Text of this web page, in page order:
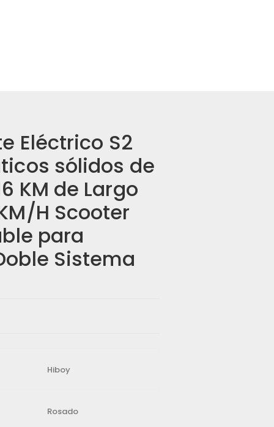
Eléctrico S2
sólidos de
KM de Largo
H Scooter
para
Sistema
Hiboy
Rosado